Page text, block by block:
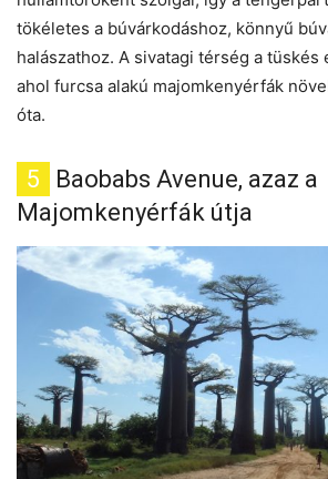
tökéletes a búvárkodáshoz, könnyű
halászathoz. A sivatagi térség a
ahol furcsa alakú majomkenyérfák
óta.
5
Baobabs Avenue, azaz a
Majomkenyérfák útja